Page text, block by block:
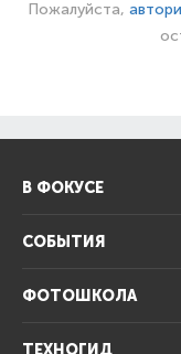
Пожалуйста,
В ФОКУСЕ
СОБЫТИЯ
ФОТОШКОЛА
ТЕХНОГИД